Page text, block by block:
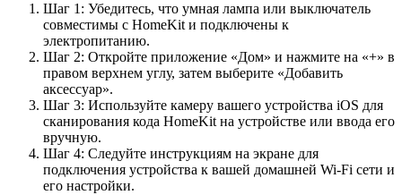
Шаг 1: Убедитесь, что умная лампа или выключатель
совместимы с HomeKit и подключены к
электропитанию.
Шаг 2: Откройте приложение «Дом» и нажмите на «+» в
правом верхнем углу, затем выберите «Добавить
аксессуар».
Шаг 3: Используйте камеру вашего устройства iOS для
сканирования кода HomeKit на устройстве или ввода его
вручную.
Шаг 4: Следуйте инструкциям на экране для
подключения устройства к вашей домашней Wi-Fi сети и
его настройки.